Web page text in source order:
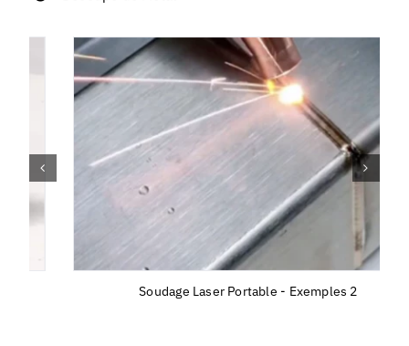
Soudage Laser Portable - Exemples 2